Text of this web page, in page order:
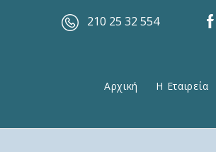
210 25 32 554
Αρχική Η Εταιρεία